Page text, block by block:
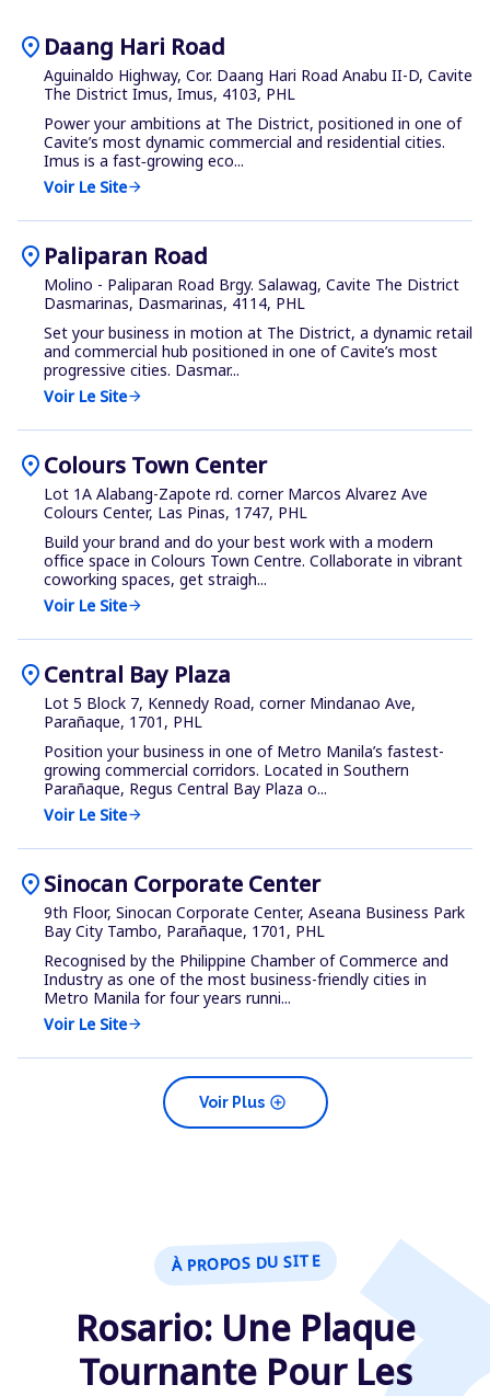
location_on Daang Hari Road
Aguinaldo Highway, Cor. Daang Hari Road Anabu II-D, Cavite
The District Imus, Imus, 4103, PHL
Power your ambitions at The District, positioned in one of
Cavite’s most dynamic commercial and residential cities.
Imus is a fast‑growing eco...
Voir Le Sitearrow_forward
location_on Paliparan Road
Molino - Paliparan Road Brgy. Salawag, Cavite The District
Dasmarinas, Dasmarinas, 4114, PHL
Set your business in motion at The District, a dynamic retail
and commercial hub positioned in one of Cavite’s most
progressive cities. Dasmar...
Voir Le Sitearrow_forward
location_onColours Town Center
Lot 1A Alabang-Zapote rd. corner Marcos Alvarez Ave
Colours Center, Las Pinas, 1747, PHL
Build your brand and do your best work with a modern
office space in Colours Town Centre. Collaborate in vibrant
coworking spaces, get straigh...
Voir Le Sitearrow_forward
location_onCentral Bay Plaza
Lot 5 Block 7, Kennedy Road, corner Mindanao Ave,
Parañaque, 1701, PHL
Position your business in one of Metro Manila’s fastest-
growing commercial corridors. Located in Southern
Parañaque, Regus Central Bay Plaza o...
Voir Le Sitearrow_forward
location_onSinocan Corporate Center
9th Floor, Sinocan Corporate Center, Aseana Business Park
Bay City Tambo, Parañaque, 1701, PHL
Recognised by the Philippine Chamber of Commerce and
Industry as one of the most business-friendly cities in
Metro Manila for four years runni...
Voir Le Sitearrow_forward
add_circle
Voir Plus
À PROPOS DU SITE
Rosario: Une Plaque
Tournante Pour Les